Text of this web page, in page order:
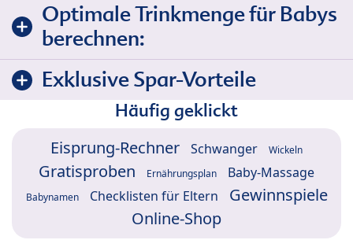
Optimale Trinkmenge für Babys
berechnen:
Exklusive Spar-Vorteile
Häufig geklickt
Eisprung-Rechner Schwanger Wickeln
Gratisproben Ernährungsplan Baby-Massage
Babynamen Checklisten für Eltern
Gewinnspiele
Online-Shop